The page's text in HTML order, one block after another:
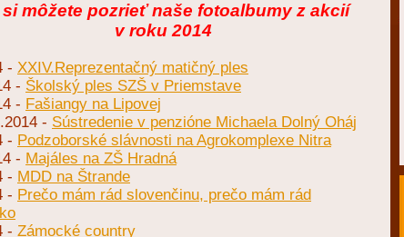
si môžete pozrieť naše fotoalbumy z akcií
v roku 2014
- XXIV.Reprezentačný matičný ples
- Školský ples SZŠ v Priemstave
- Fašiangy na Lipovej
- Sústredenie v penzióne Michaela Dolný Oháj
- Podzoborské slávnosti na Agrokomplexe Nitra
- Majáles na ZŠ Hradná
- MDD na Štrande
- Prečo mám rád slovenčinu, prečo mám rád
- Zámocké country